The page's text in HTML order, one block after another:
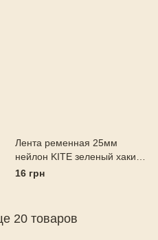
Лента ременная 25мм
нейлон KITE зеленый хаки
код80055
16 грн
20 товаров